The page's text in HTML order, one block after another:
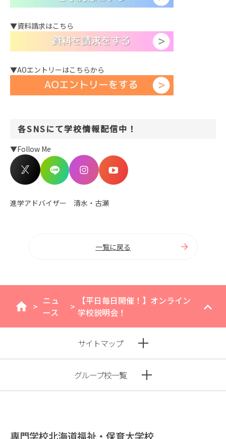
▼資料請求はこちら
▼AOエントリーはこちらから
各SNSにて学校情報配信中！
▼Follow Me
進学アドバイザー 清水・古瀬
一覧に戻る
home
> ニュ
ース
>
【平日毎日開催！】オンライン
学校説明会！
サイトマップ
グループ校一覧
専門学校北海道福祉・保育大学校